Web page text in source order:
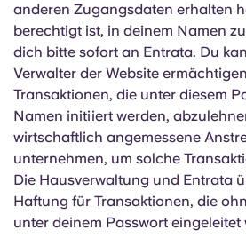
anderen Zugangsdaten erhalten
berechtigt ist, in deinem Namen
dich bitte sofort an Entrata. Du
Verwalter der Website
Transaktionen, die unter diesem
Namen initiiert werden,
wirtschaftlich angemessene
unternehmen, um solche
Die Hausverwaltung und Entrata
Haftung für Transaktionen, die
unter deinem Passwort eingeleitet